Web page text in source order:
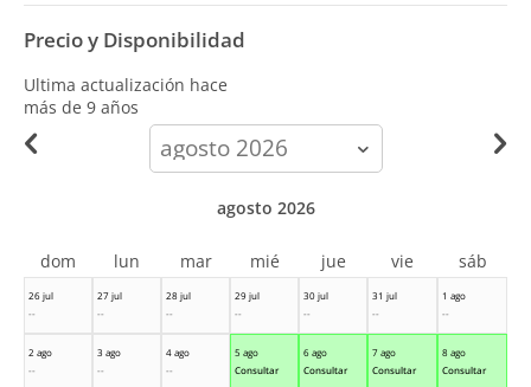
Precio y Disponibilidad
Ultima actualización hace
más de 9 años
calendar-
month
26 jul
--
27 jul
--
28 jul
--
29 jul
--
30 jul
--
31 jul
--
1 ago
--
2 ago
--
3 ago
--
4 ago
--
5 ago
Consultar
6 ago
Consultar
7 ago
Consultar
8 ago
Consultar
agosto 2026
dom lun mar mié jue vie sáb